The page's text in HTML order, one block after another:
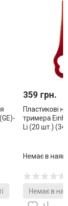
359 грн.
Пластикові
тримера
Li (20 шт.)
Немає в
Немає в